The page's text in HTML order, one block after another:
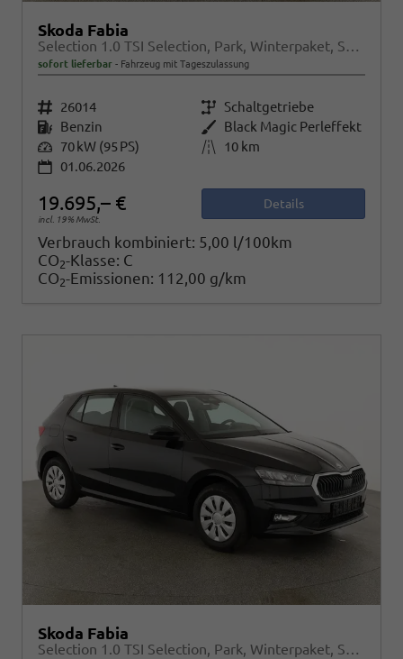
Skoda Fabia
Selection 1.0 TSI Selection, Park, Winterpaket, SmartLink, 4 J.-Garantie
sofort lieferbar Fahrzeug mit Tageszulassung
Fahrzeugnr. 26014 Getriebe Schaltgetriebe
Kraftstoff Benzin Außenfarbe Black Magic Perleffekt
Leistung 70 kW (95 PS) Kilometerstand
10 km
01.06.2026
19.695,– €
incl. 19% MwSt.
Details
Verbrauch kombiniert: 5,00 l/100km
CO2-Klasse: C
CO2-Emissionen: 112,00 g/km
Skoda Fabia
Selection 1.0 TSI Selection, Park, Winterpaket, SmartLink, 4 J.-Garantie